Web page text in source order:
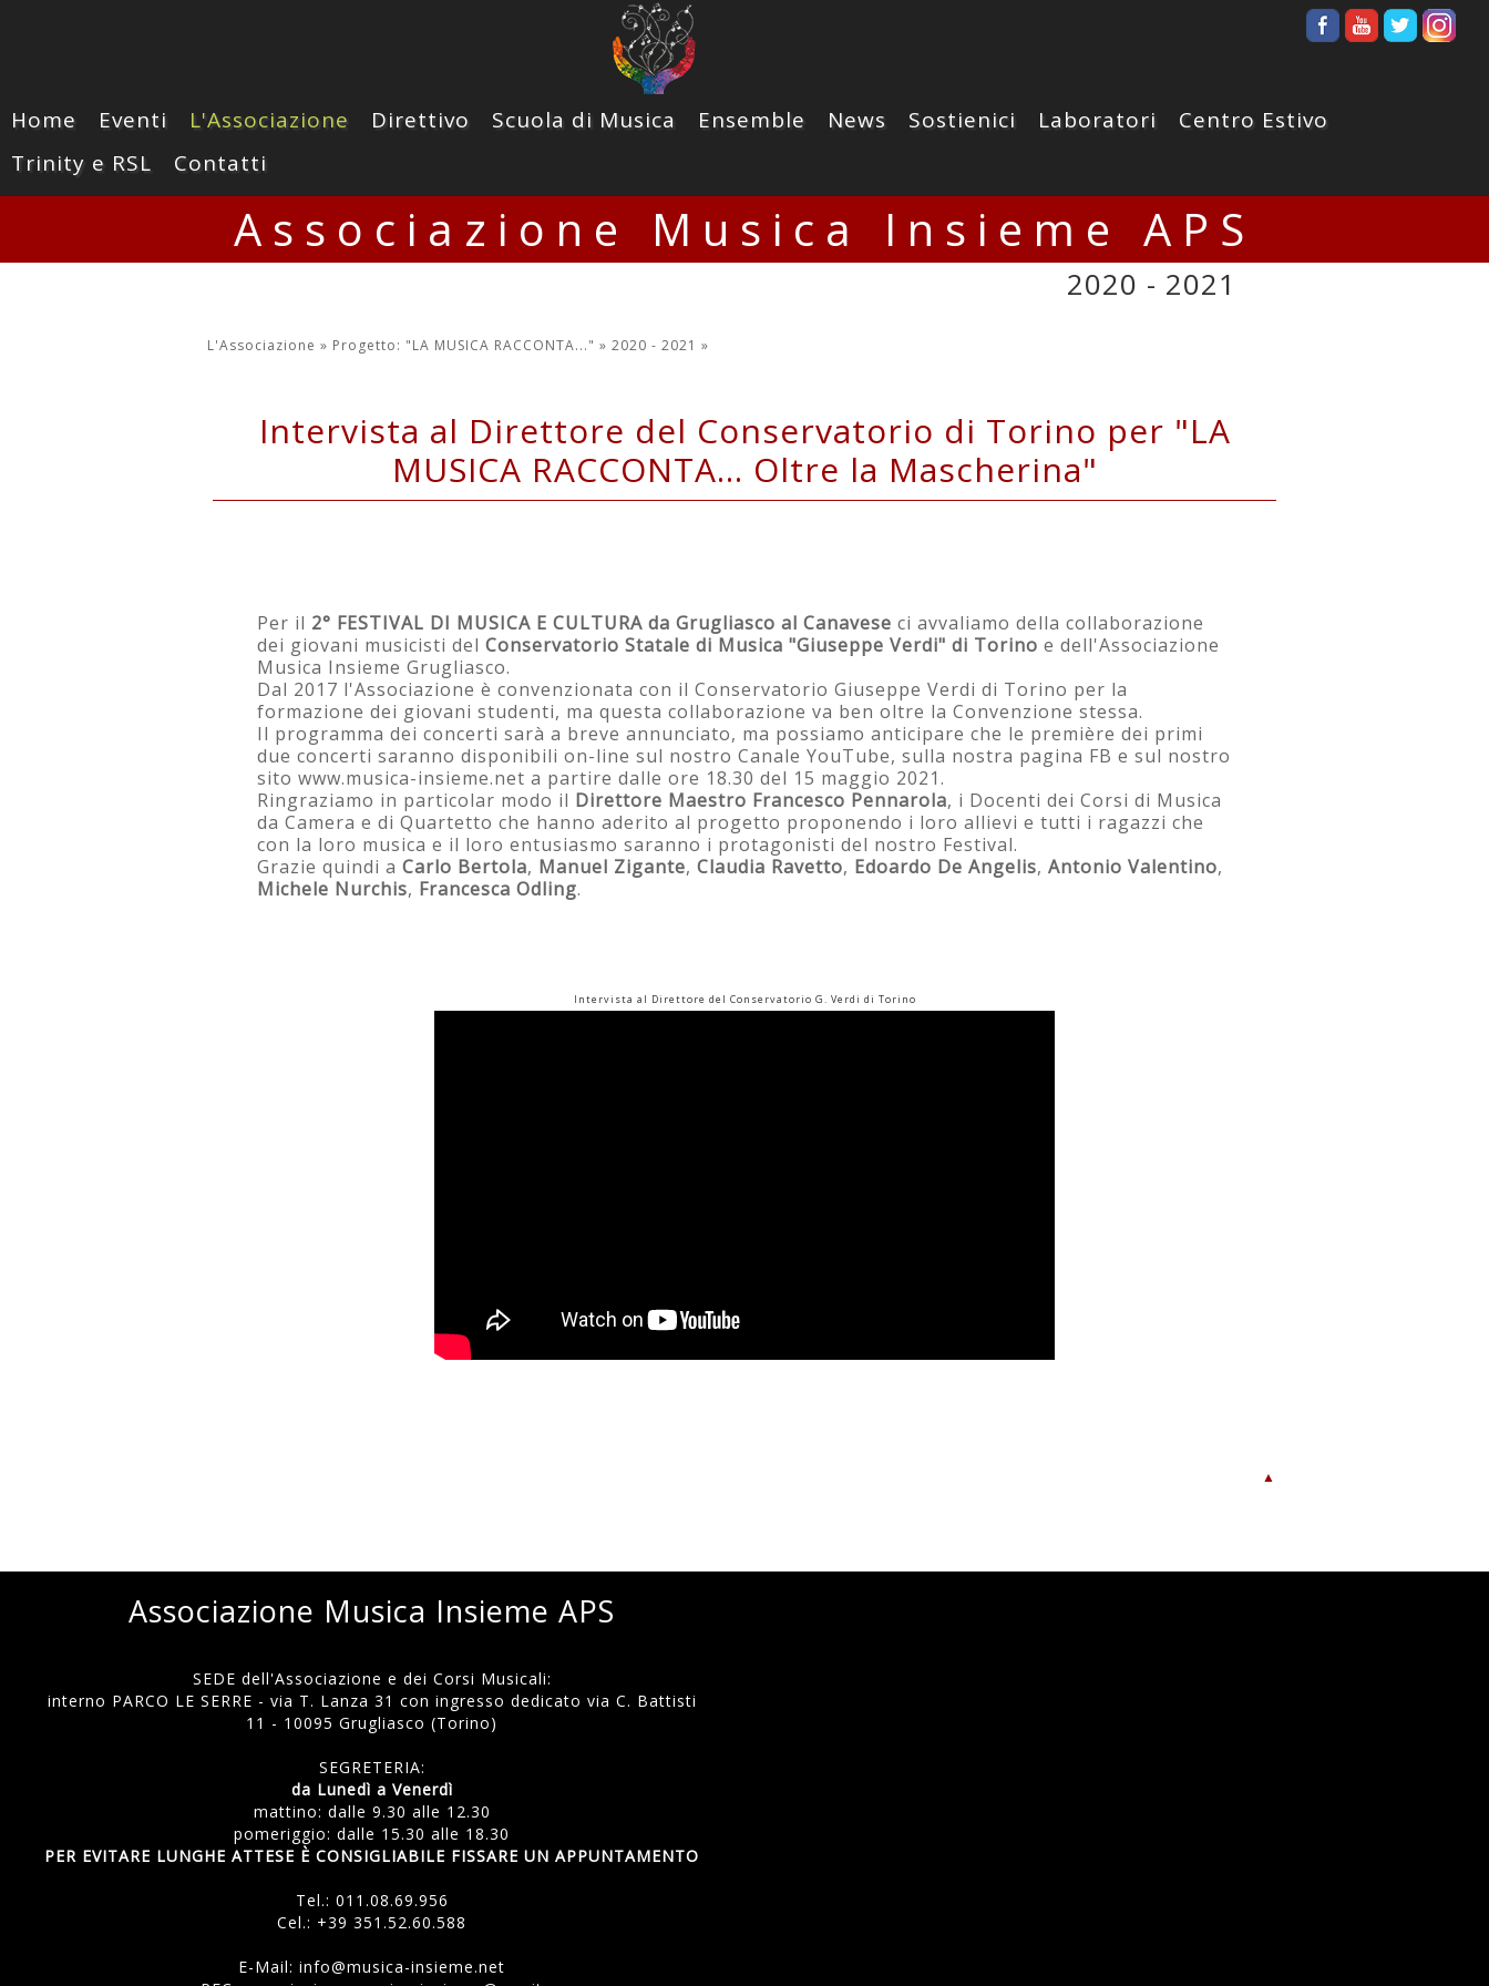
Home Eventi L'Associazione Direttivo Scuola di Musica Ensemble News Sostienici Laboratori
Centro Estivo
Trinity e RSL
Contatti
Associazione Musica Insieme APS
2020 - 2021
L'Associazione » Progetto: "LA MUSICA RACCONTA..." » 2020 - 2021 »
Intervista al Direttore del Conservatorio di Torino per "LA
MUSICA RACCONTA... Oltre la Mascherina"
Per il 2° FESTIVAL DI MUSICA E CULTURA da Grugliasco al Canavese ci avvaliamo della collaborazione
dei giovani musicisti del Conservatorio Statale di Musica "Giuseppe Verdi" di Torino e dell'Associazione
Musica Insieme Grugliasco.
Dal 2017 l'Associazione è convenzionata con il Conservatorio Giuseppe Verdi di Torino per la
formazione dei giovani studenti, ma questa collaborazione va ben oltre la Convenzione stessa.
Il programma dei concerti sarà a breve annunciato, ma possiamo anticipare che le première dei primi
due concerti saranno disponibili on-line sul nostro Canale YouTube, sulla nostra pagina FB e sul nostro
sito www.musica-insieme.net a partire dalle ore 18.30 del 15 maggio 2021.
Ringraziamo in particolar modo il Direttore Maestro Francesco Pennarola, i Docenti dei Corsi di Musica
da Camera e di Quartetto che hanno aderito al progetto proponendo i loro allievi e tutti i ragazzi che
con la loro musica e il loro entusiasmo saranno i protagonisti del nostro Festival.
Grazie quindi a Carlo Bertola, Manuel Zigante, Claudia Ravetto, Edoardo De Angelis, Antonio Valentino,
Michele Nurchis, Francesca Odling.
Intervista al Direttore del Conservatorio G. Verdi di Torino
▲
Associazione Musica Insieme APS
SEDE dell'Associazione e dei Corsi Musicali:
interno PARCO LE SERRE - via T. Lanza 31 con ingresso dedicato via C. Battisti
11 - 10095 Grugliasco (Torino)
SEGRETERIA:
da Lunedì a Venerdì
mattino: dalle 9.30 alle 12.30
pomeriggio: dalle 15.30 alle 18.30
PER EVITARE LUNGHE ATTESE È CONSIGLIABILE FISSARE UN APPUNTAMENTO
Tel.: 011.08.69.956
Cel.: +39 351.52.60.588
E-Mail:info@musica-insieme.net